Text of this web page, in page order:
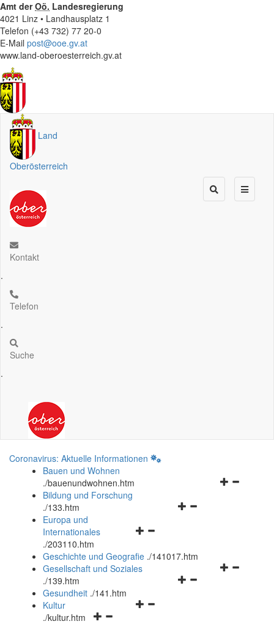
Amt derOö. Landesregierung
4021 Linz • Landhausplatz 1
Telefon (+43 732) 77 20-0
E-Mail post@ooe.gv.at
www.land-oberoesterreich.gv.at
Land
Oberösterreich
Kontakt
.
Telefon
.
Suche
.
Coronavirus: Aktuelle Informationen
Bauen und Wohnen
./bauenundwohnen.htm
Navigationsmenü
Bildung und Forschung
./133.htm
Navigationsmenü
und
schließen
Europa und
Internationales
./203110.htm
Geschichte und Geografie ./141017.htm
Navigationsmenü
Gesellschaft und Soziales
./139.htm
Navigationsmenü
Gesundheit ./141.htm
Navigationsmenü
Kultur
./kultur.htm